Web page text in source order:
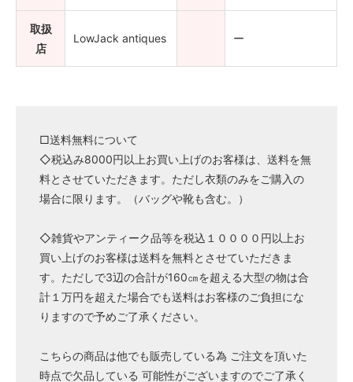
取扱
店
LowJack antiques ー
□送料無料について
◇税込み8000円以上お買い上げのお客様は、送料を無
料とさせていただきます。ただし衣類のみをご購入の
場合に限ります。（バッグや靴も含む。）
◇雑貨やアンティーク品等を税込１００００円以上お
買い上げのお客様は送料を無料とさせていただきま
す。ただしで3辺の合計が160㎝を超える大型の物は合
計１万円を超えた場合でも送料はお客様のご負担にな
りますので予めご了承ください。
こちらの商品は他でも販売している為 ご注文を頂いた
時点で欠品している 可能性がございますのでご了承く